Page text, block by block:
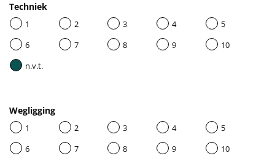
Techniek
1 2 3 4
5
6
7 8 9
10
n.v.t.
Wegligging
1 2 3 4
5
6
7 8 9
10